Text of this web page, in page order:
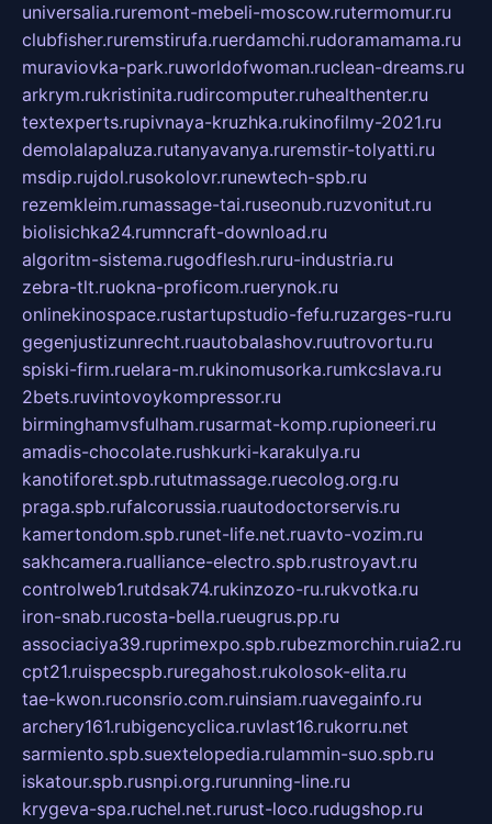
universalia.ruremont-mebeli-moscow.rutermomur.ru
clubfisher.ruremstirufa.ruerdamchi.rudoramamama.ru
muraviovka-park.ruworldofwoman.ruclean-dreams.ru
arkrym.rukristinita.rudircomputer.ruhealthenter.ru
textexperts.rupivnaya-kruzhka.rukinofilmy-2021.ru
demolalapaluza.rutanyavanya.ruremstir-tolyatti.ru
msdip.rujdol.rusokolovr.runewtech-spb.ru
rezemkleim.rumassage-tai.ruseonub.ruzvonitut.ru
biolisichka24.rumncraft-download.ru
algoritm-sistema.rugodflesh.ruru-industria.ru
zebra-tlt.ruokna-proficom.ruerynok.ru
onlinekinospace.rustartupstudio-fefu.ruzarges-ru.ru
gegenjustizunrecht.ruautobalashov.ruutrovortu.ru
spiski-firm.ruelara-m.rukinomusorka.rumkcslava.ru
2bets.ruvintovoykompressor.ru
birminghamvsfulham.rusarmat-komp.rupioneeri.ru
amadis-chocolate.rushkurki-karakulya.ru
kanotiforet.spb.rututmassage.ruecolog.org.ru
praga.spb.rufalcorussia.ruautodoctorservis.ru
kamertondom.spb.runet-life.net.ruavto-vozim.ru
sakhcamera.rualliance-electro.spb.rustroyavt.ru
controlweb1.rutdsak74.rukinzozo-ru.rukvotka.ru
iron-snab.rucosta-bella.rueugrus.pp.ru
associaciya39.ruprimexpo.spb.rubezmorchin.ruia2.ru
cpt21.ruispecspb.ruregahost.rukolosok-elita.ru
tae-kwon.ruconsrio.com.ruinsiam.ruavegainfo.ru
archery161.rubigencyclica.ruvlast16.rukorru.net
sarmiento.spb.suextelopedia.rulammin-suo.spb.ru
iskatour.spb.rusnpi.org.rurunning-line.ru
krygeva-spa.ruchel.net.rurust-loco.rudugshop.ru